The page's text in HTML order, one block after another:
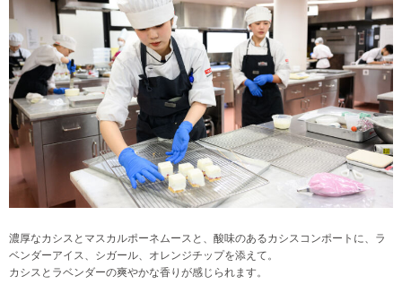
濃厚なカシスとマスカルポーネムースと、酸味のあるカシスコンポートに、ラ
ベンダーアイス、シガール、オレンジチップを添えて。
カシスとラベンダーの爽やかな香りが感じられます。